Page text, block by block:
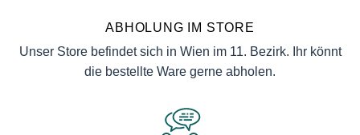
ABHOLUNG IM STORE
Unser Store befindet sich in Wien im 11. Bezirk. Ihr könnt
die bestellte Ware gerne abholen.